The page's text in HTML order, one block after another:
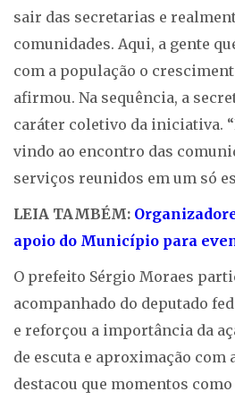
sair das secretarias e
comunidades. Aqui, a gente
com a população o
afirmou. Na sequência, a
caráter coletivo da iniciativa.
vindo ao encontro das
serviços reunidos em um só
LEIA TAMBÉM:
apoio do Município para
O prefeito Sérgio Moraes
acompanhado do deputado
e reforçou a importância da
de escuta e aproximação com
destacou que momentos